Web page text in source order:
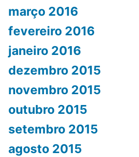
março 2016
fevereiro 2016
janeiro 2016
dezembro 2015
novembro 2015
outubro 2015
setembro 2015
agosto 2015